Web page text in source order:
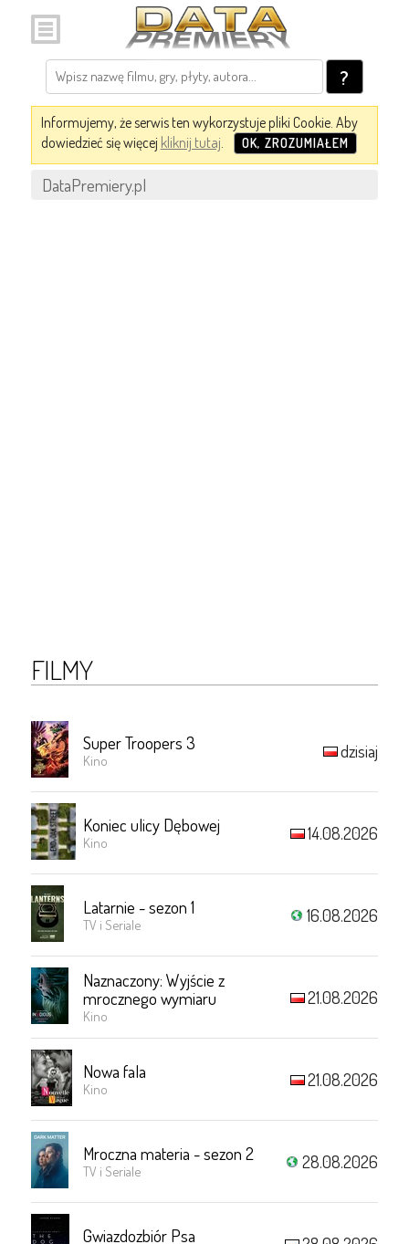
?
Informujemy, że serwis ten wykorzystuje pliki Cookie. Aby
dowiedzieć się więcej kliknij tutaj. OK, ZROZUMIAŁEM
DataPremiery.pl
FILMY
Super Troopers 3
Kino dzisiaj
Koniec ulicy Dębowej
Kino 14.08.2026
Latarnie - sezon 1
TV i Seriale 16.08.2026
Naznaczony: Wyjście z
mrocznego wymiaru
Kino
21.08.2026
Nowa fala
Kino 21.08.2026
Mroczna materia - sezon 2
TV i Seriale 28.08.2026
Gwiazdozbiór Psa